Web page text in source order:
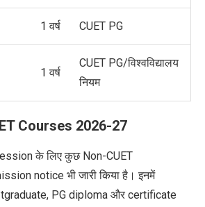
1 वर्ष CUET PG
1 वर्ष
CUET PG/विश्वविद्यालय
नियम
Courses 2026-27
के लिए कुछ Non-CUET
notice भी जारी किया है। इनमें
PG diploma और certificate